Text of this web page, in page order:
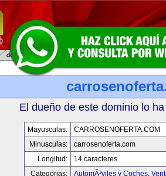
El dueño de este dominio lo
Mayusculas:
CARROSENOFERTA.COM
Minusculas:
carrosenoferta.com
Longitud:
14 caracteres
Categorias:
AutomÃ³viles y Coches,